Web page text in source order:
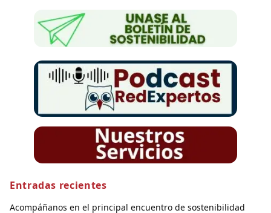
Entradas recientes
Acompáñanos en el principal encuentro de sostenibilidad